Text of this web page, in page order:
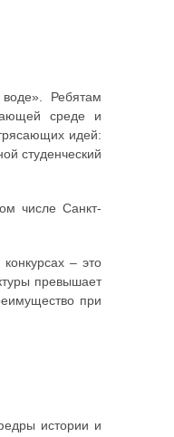
воде». Ребятам
среде и
идей:
студенческий
числе Санкт-
– это
превышает
при
истории и